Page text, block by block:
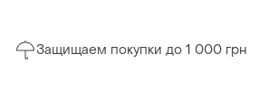
Защищаем покупки до 1 000 грн